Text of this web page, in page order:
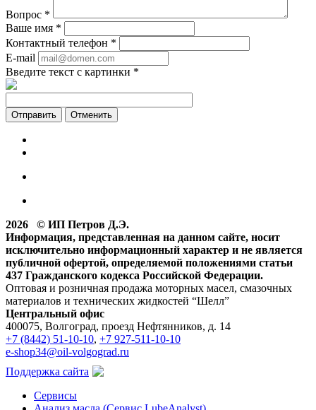
Вопрос *
Ваше имя *
Контактный телефон *
E-mail
Введите текст с картинки *
Отменить
2026 © ИП Петров Д.Э.
Информация, представленная на данном сайте, носит
исключительно информационный характер и не является
публичной офертой, определяемой положениями статьи
437 Гражданского кодекса Российской Федерации.
Оптовая и розничная продажа моторных масел, смазочных
материалов и технических жидкостей “Шелл”
Центральный офис
400075, Волгоград, проезд Нефтянников, д. 14
+7 (8442) 51-10-10, +7 927-511-10-10
e-shop34@oil-volgograd.ru
Поддержка сайта
Сервисы